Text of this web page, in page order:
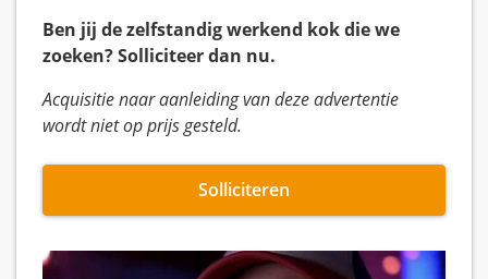
Ben jij de zelfstandig werkend kok die we
zoeken? Solliciteer dan nu.
Acquisitie naar aanleiding van deze advertentie
wordt niet op prijs gesteld.
Solliciteren